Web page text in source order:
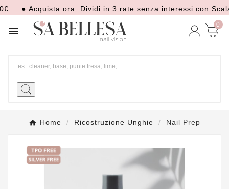
● Acquista ora. Dividi in 3 rate senza interessi con

0
Home Ricostruzione Unghie Nail Prep